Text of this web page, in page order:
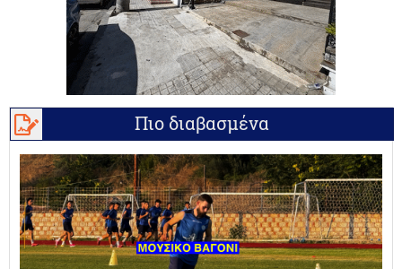
Πιο διαβασμένα